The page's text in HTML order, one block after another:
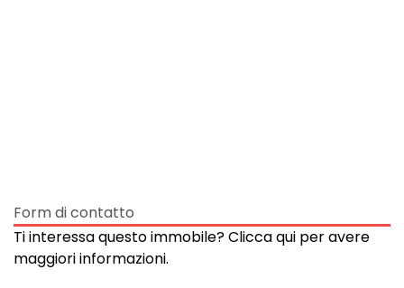
Form di contatto
Ti interessa questo immobile? Clicca qui per avere
maggiori informazioni.